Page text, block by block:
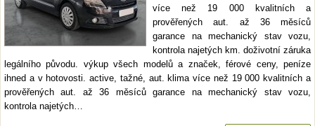
více než 19 000 kvalitních a
prověřených aut. až 36 měsíců
garance na mechanický stav vozu,
kontrola najetých km. doživotní záruka
legálního původu. výkup všech modelů a značek, férové ceny, peníze
ihned a v hotovosti. active, tažné, aut. klima více než 19 000 kvalitních a
prověřených aut. až 36 měsíců garance na mechanický stav vozu,
kontrola najetých…